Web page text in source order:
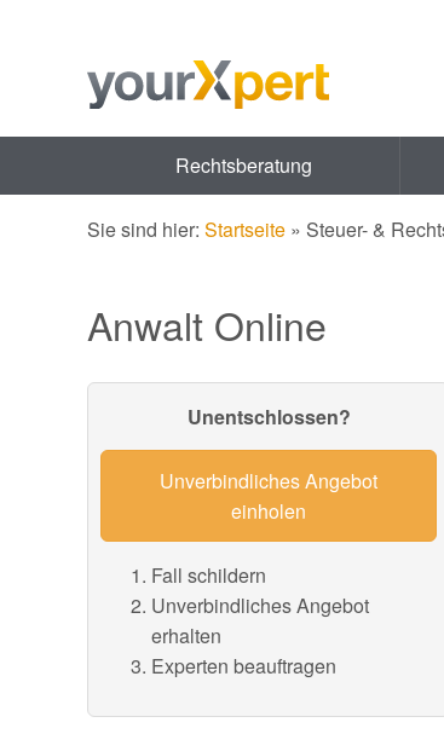
Rechtsberatung
Sie sind hier: Startseite » Steuer- &
Anwalt Online
Unentschlossen?
Unverbindliches Angebot
einholen
Fall schildern
Unverbindliches Angebot
erhalten
Experten beauftragen